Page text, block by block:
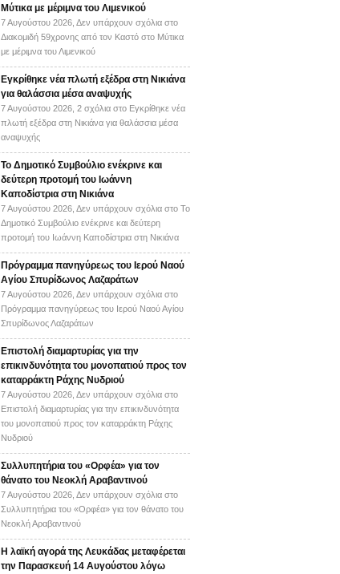
Μύτικα με μέριμνα του Λιμενικού
7 Αυγούστου 2026, Δεν υπάρχουν σχόλια στο
Διακομιδή 59χρονης από τον Καστό στο Μύτικα
με μέριμνα του Λιμενικού
Εγκρίθηκε νέα πλωτή εξέδρα στη Νικιάνα
για θαλάσσια μέσα αναψυχής
7 Αυγούστου 2026, 2 σχόλια στο Εγκρίθηκε νέα
πλωτή εξέδρα στη Νικιάνα για θαλάσσια μέσα
αναψυχής
Το Δημοτικό Συμβούλιο ενέκρινε και
δεύτερη προτομή του Ιωάννη
Καποδίστρια στη Νικιάνα
7 Αυγούστου 2026, Δεν υπάρχουν σχόλια στο Το
Δημοτικό Συμβούλιο ενέκρινε και δεύτερη
προτομή του Ιωάννη Καποδίστρια στη Νικιάνα
Πρόγραμμα πανηγύρεως του Ιερού Ναού
Αγίου Σπυρίδωνος Λαζαράτων
7 Αυγούστου 2026, Δεν υπάρχουν σχόλια στο
Πρόγραμμα πανηγύρεως του Ιερού Ναού Αγίου
Σπυρίδωνος Λαζαράτων
Επιστολή διαμαρτυρίας για την
επικινδυνότητα του μονοπατιού προς τον
καταρράκτη Ράχης Νυδριού
7 Αυγούστου 2026, Δεν υπάρχουν σχόλια στο
Επιστολή διαμαρτυρίας για την επικινδυνότητα
του μονοπατιού προς τον καταρράκτη Ράχης
Νυδριού
Συλλυπητήρια του «Ορφέα» για τον
θάνατο του Νεοκλή Αραβαντινού
7 Αυγούστου 2026, Δεν υπάρχουν σχόλια στο
Συλλυπητήρια του «Ορφέα» για τον θάνατο του
Νεοκλή Αραβαντινού
Η λαϊκή αγορά της Λευκάδας μεταφέρεται
την Παρασκευή 14 Αυγούστου λόγω